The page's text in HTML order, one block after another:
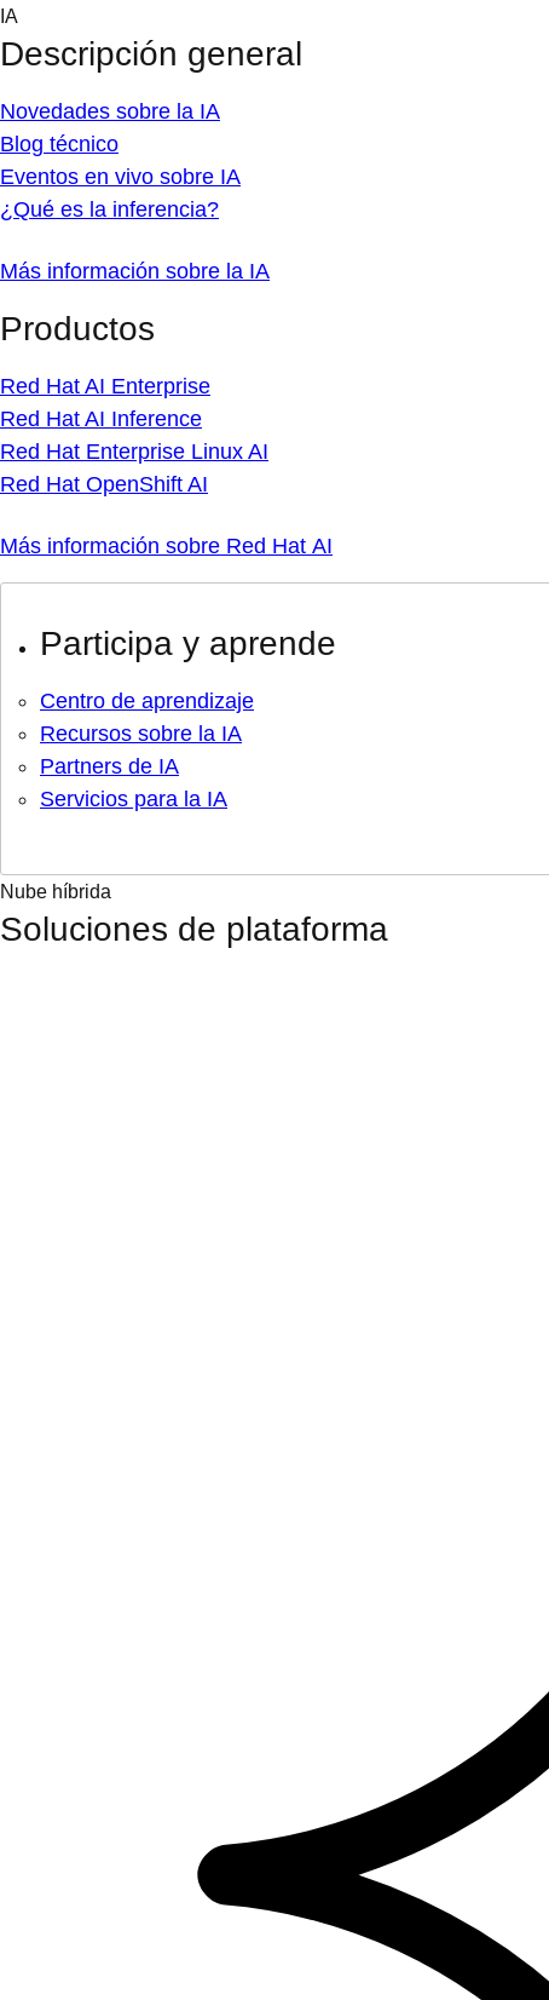
Skip
content
IA
Descripción general
Novedades sobre la IA
Blog técnico
Eventos en vivo sobre IA
¿Qué es la inferencia?
Más información sobre la IA
Productos
Red Hat AI Enterprise
Red Hat AI Inference
Red Hat Enterprise Linux AI
Red Hat OpenShift AI
Más información sobre Red Hat AI
Participa y aprende
Centro de aprendizaje
Recursos sobre la IA
Partners de IA
Servicios para la IA
Nube híbrida
Soluciones de plataforma